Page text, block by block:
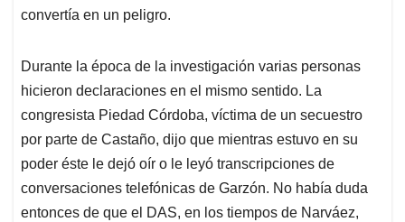
convertía en un peligro.
Durante la época de la investigación varias personas
hicieron declaraciones en el mismo sentido. La
congresista Piedad Córdoba, víctima de un secuestro
por parte de Castaño, dijo que mientras estuvo en su
poder éste le dejó oír o le leyó transcripciones de
conversaciones telefónicas de Garzón. No había duda
entonces de que el DAS, en los tiempos de Narváez,